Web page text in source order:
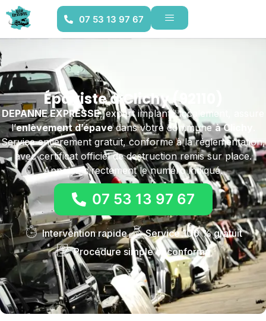
07 53 13 97 67
Épaviste à Clichy (92110)
DEPANNE EXPRESSE, expert implanté localement, assure
l’enlèvement d’épavedans votre communeà Clichy
Service entièrement gratuit, conforme à la réglementation,
avec certificat officiel de destruction remis sur place.
Appelez directement le numéro indiqué.
07 53 13 97 67
Intervention rapide
Service 100 % gratuit
Procédure simple et conforme